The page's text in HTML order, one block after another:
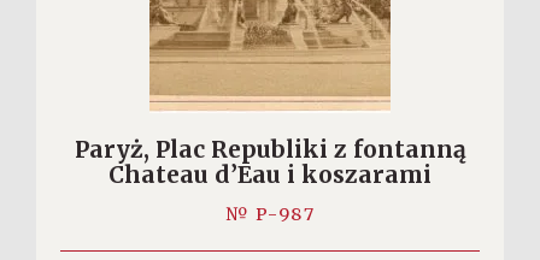
Paryż, Plac Republiki z fontanną
Chateau d’Eau i koszarami
№ P-987